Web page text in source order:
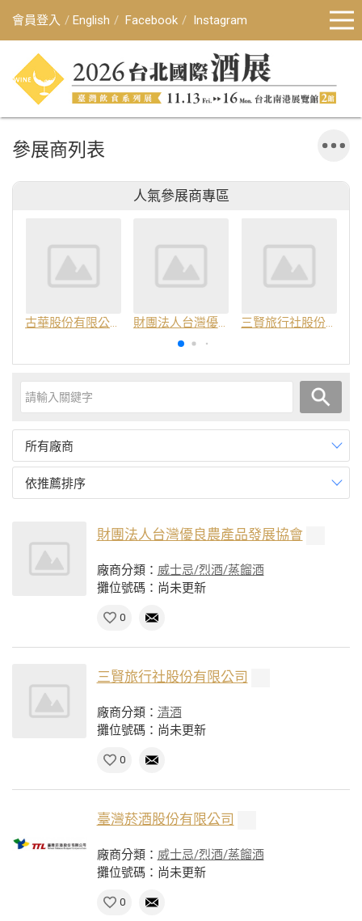
會員登入 English Facebook Instagram
參展商列表
人氣參展商專區
古華股份有限公司 財團法人台灣優良農產品發展協會 三賢旅行社股份有限公司
所有廠商
依推薦排序
財團法人台灣優良農產品發展協會
廠商分類： 威士忌/烈酒/蒸餾酒
攤位號碼：尚未更新
0
三賢旅行社股份有限公司
廠商分類： 清酒
攤位號碼：尚未更新
0
臺灣菸酒股份有限公司
廠商分類： 威士忌/烈酒/蒸餾酒
攤位號碼：尚未更新
0